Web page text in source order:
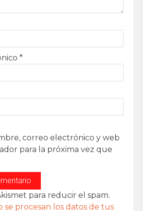
*
correo electrónico y web
para la próxima vez que
para reducir el spam.
se procesan los datos de tus